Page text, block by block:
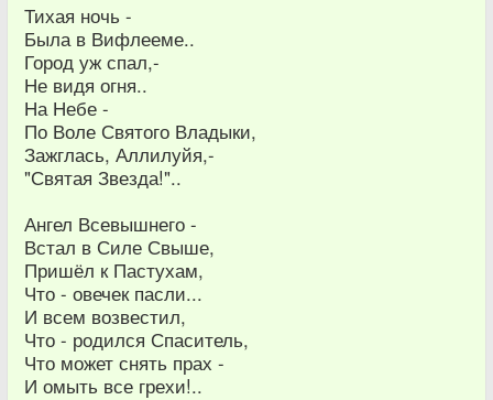
Тихая ночь -
Была в Вифлееме..
Город уж спал,-
Не видя огня..
На Небе -
По Воле Святого Владыки,
Зажглась, Аллилуйя,-
"Святая Звезда!"..
Ангел Всевышнего -
Встал в Силе Свыше,
Пришёл к Пастухам,
Что - овечек пасли...
И всем возвестил,
Что - родился Спаситель,
Что может снять прах -
И омыть все грехи!..